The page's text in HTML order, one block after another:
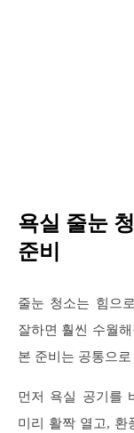
욕실 줄눈
준비
줄눈 청소는 힘으
잘하면 훨씬 수월
본 준비는 공통으
먼저 욕실 공기를
미리 활짝 열고, 환